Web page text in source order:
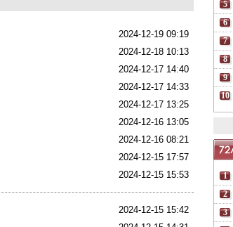
2024-12-19 09:19
2024-12-18 10:13
2024-12-17 14:40
2024-12-17 14:33
2024-12-17 13:25
2024-12-16 13:05
2024-12-16 08:21
2024-12-15 17:57
2024-12-15 15:53
2024-12-15 15:42